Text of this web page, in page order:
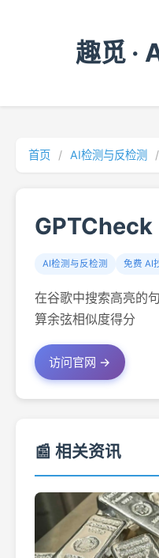
趣觅 ·
首页 / AI检测与反检测 /
GPTCheck
AI检测与反检测 免费 AI
在谷歌中搜索高亮的
算余弦相似度得分
访问官网 →
📰 相关资讯